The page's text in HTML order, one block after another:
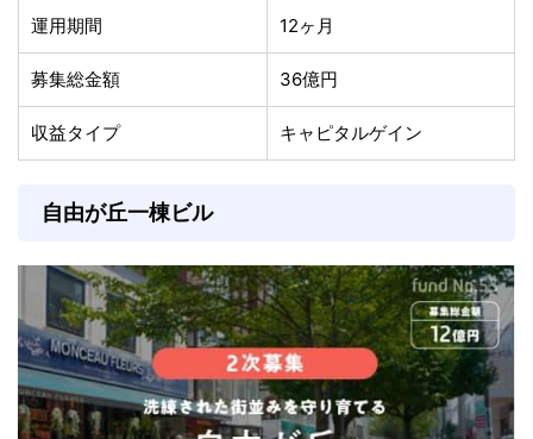
運用期間 12ヶ月
募集総金額 36億円
収益タイプ キャピタルゲイン
自由が丘一棟ビル